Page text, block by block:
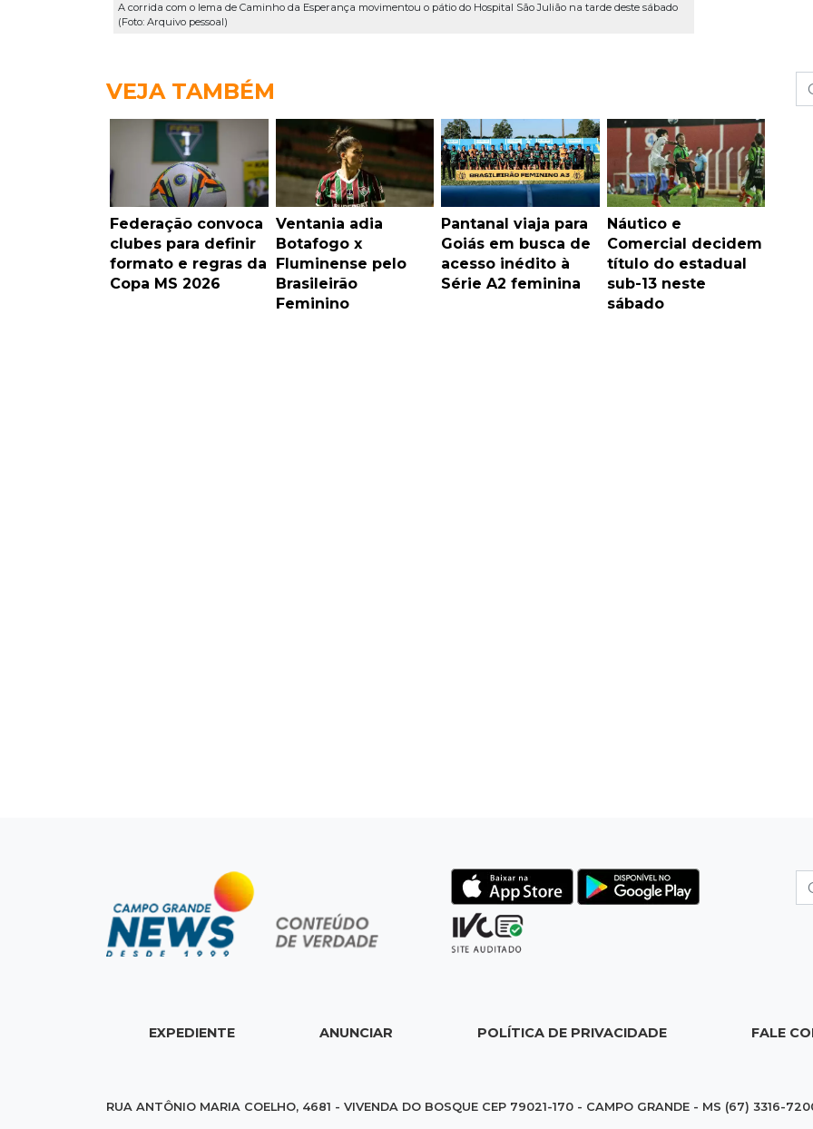
A corrida com o lema de Caminho da Esperança movimentou o pátio do Hospital São Julião na tarde deste sábado
(Foto: Arquivo pessoal)
VEJA TAMBÉM
Federação convoca
clubes para definir
formato e regras da
Copa MS 2026
Ventania adia
Botafogo x
Fluminense pelo
Brasileirão
Feminino
Pantanal viaja para
Goiás em busca de
acesso inédito à
Série A2 feminina
Náutico e
Comercial decidem
título do estadual
sub-13 neste
sábado
EXPEDIENTE ANUNCIAR POLÍTICA DE PRIVACIDADE FALE
RUA ANTÔNIO MARIA COELHO, 4681 - VIVENDA DO BOSQUE CEP 79021-170 - CAMPO GRANDE - MS (67) 3316-